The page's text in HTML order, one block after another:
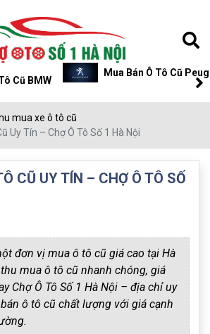
Cũ Peugeot Mua Bán Ô Tô Cũ
mua xe ô tô cũ
Uy Tín – Chợ Ô Tô Số 1 Hà Nội
CŨ UY TÍN – CHỢ Ô TÔ SỐ
đơn vị mua ô tô cũ giá cao tại Hà
mua ô tô cũ nhanh chóng, giá
Chợ Ô Tô Số 1 Hà Nội – địa chỉ uy
ô tô cũ chất lượng với giá cạnh